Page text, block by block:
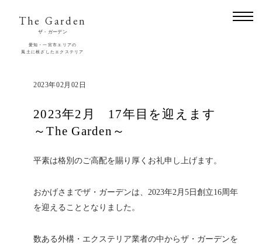
The Garden
ザ・ガーデン
愛知・一宮市エリアの
風土に根ざしたエクステリア
2023年02月02日
2023年2月 17年目を迎えます
～The Garden～
平素は格別のご高配を賜り厚くお礼申し上げます。
おかげさまでザ・ガーデンは、2023年2月5日創立16周年
を迎えることとなりました。
数ある外構・エクステリア業者の中からザ・ガーデンを